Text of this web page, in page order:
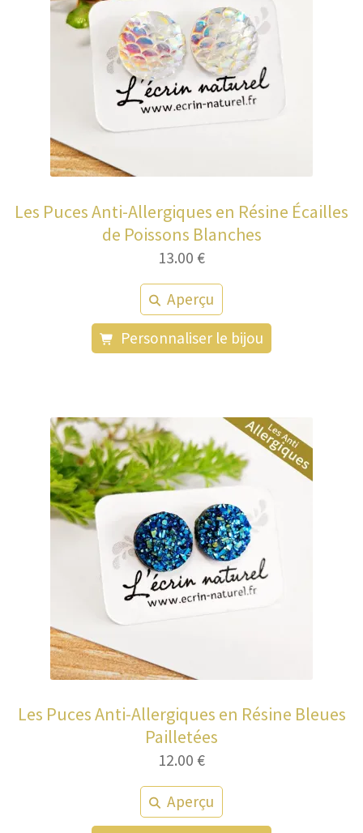
Les Puces Anti-Allergiques en Résine Écailles
de Poissons Blanches
13.00 €
Aperçu
Personnaliser le bijou
Les Puces Anti-Allergiques en Résine Bleues
Pailletées
12.00 €
Aperçu